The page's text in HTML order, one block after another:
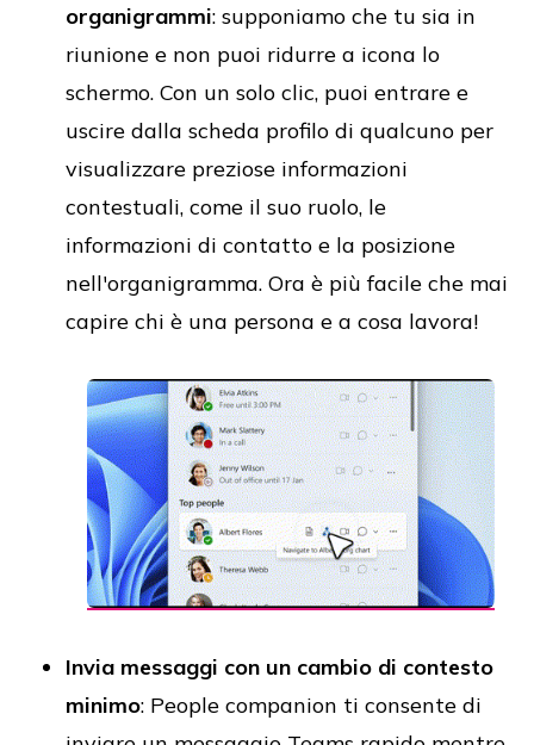
organigrammi: supponiamo che tu sia in
riunione e non puoi ridurre a icona lo
schermo. Con un solo clic, puoi entrare e
uscire dalla scheda profilo di qualcuno per
visualizzare preziose informazioni
contestuali, come il suo ruolo, le
informazioni di contatto e la posizione
nell'organigramma. Ora è più facile che mai
capire chi è una persona e a cosa lavora!
Invia messaggi con un cambio di contesto
minimo: People companion ti consente di